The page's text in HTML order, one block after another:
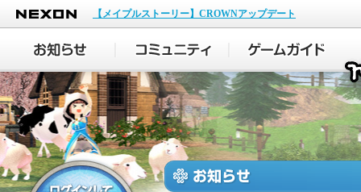
NEXON
【メイプルストーリー】CROWNアップデート